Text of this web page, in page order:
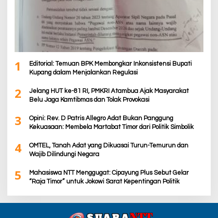
1
Editorial: Temuan BPK Membongkar Inkonsistensi Bupati
Kupang dalam Menjalankan Regulasi
2
Jelang HUT ke-81 RI, PMKRI Atambua Ajak Masyarakat
Belu Jaga Kamtibmas dan Tolak Provokasi
3
Opini: Rev. D Patris Allegro Adat Bukan Panggung
Kekuasaan: Membela Martabat Timor dari Politik Simbolik
4
OMTEL, Tanah Adat yang Dikuasai Turun-Temurun dan
Wajib Dilindungi Negara
5
Mahasiswa NTT Menggugat: Cipayung Plus Sebut Gelar
“Raja Timor” untuk Jokowi Sarat Kepentingan Politik